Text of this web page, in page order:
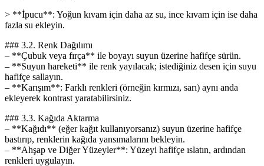
> **İpucu**: Yoğun kıvam için daha az su, ince kıvam için ise daha
fazla su ekleyin.
### 3.2. Renk Dağılımı
– **Çubuk veya fırça** ile boyayı suyun üzerine hafifçe sürün.
– **Suyun hareketi** ile renk yayılacak; istediğiniz desen için suyu
hafifçe sallayın.
– **Karışım**: Farklı renkleri (örneğin kırmızı, sarı) aynı anda
ekleyerek kontrast yaratabilirsiniz.
### 3.3. Kağıda Aktarma
– **Kağıdı** (eğer kağıt kullanıyorsanız) suyun üzerine hafifçe
bastırıp, renklerin kağıda yansımalarını bekleyin.
– **Ahşap ve Diğer Yüzeyler**: Yüzeyi hafifçe ıslatın, ardından
renkleri uygulayın.